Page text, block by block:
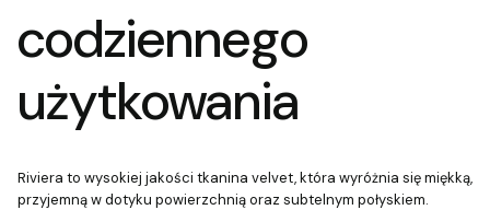
codziennego
użytkowania
Riviera to wysokiej jakości tkanina velvet, która wyróżnia się miękką,
przyjemną w dotyku powierzchnią oraz subtelnym połyskiem.